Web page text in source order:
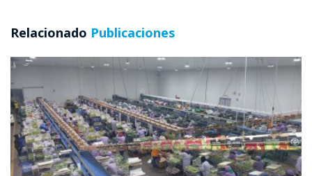
Relacionado Publicaciones